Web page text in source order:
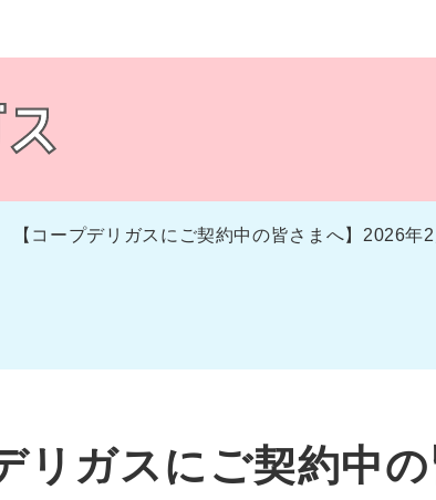
【コープデリガスにご契約中の皆さまへ】2026
リガスにご契約中